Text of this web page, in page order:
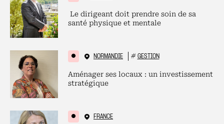
Le dirigeant doit prendre soin de sa
santé physique et mentale
NORMANDIE # GESTION
Aménager ses locaux : un investissement
stratégique
FRANCE